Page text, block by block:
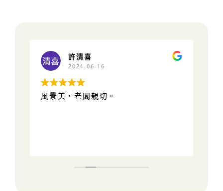
許清喜
2024-06-16
風景美，老闆親切。